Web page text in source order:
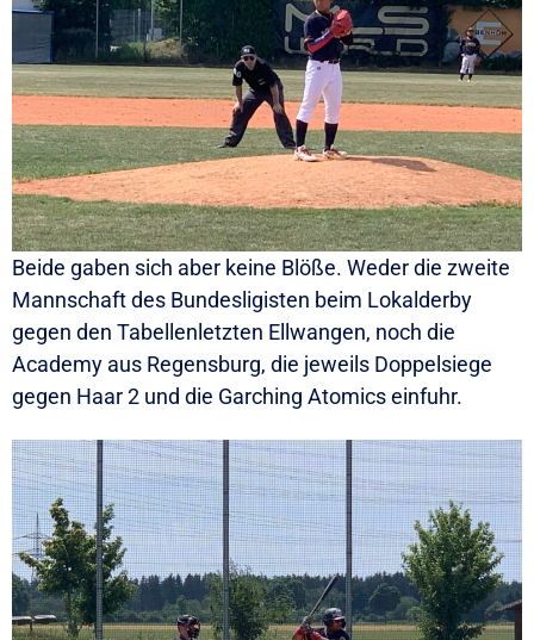
Beide gaben sich aber keine Blöße. Weder die zweite
Mannschaft des Bundesligisten beim Lokalderby
gegen den Tabellenletzten Ellwangen, noch die
Academy aus Regensburg, die jeweils Doppelsiege
gegen Haar 2 und die Garching Atomics einfuhr.